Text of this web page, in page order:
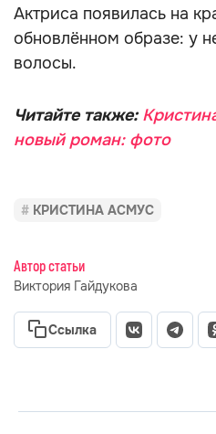
Актриса появилась на
обновлённом образе: у
волосы.
Читайте также:
новый роман: фото
КРИСТИНА АСМУС
Автор статьи
Виктория Гайдукова
Ссылка